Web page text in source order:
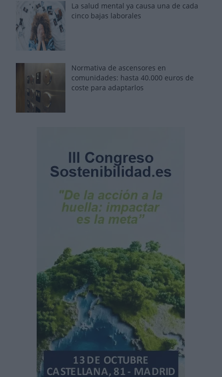
La salud mental ya causa una de cada
cinco bajas laborales
Normativa de ascensores en
comunidades: hasta 40.000 euros de
coste para adaptarlos